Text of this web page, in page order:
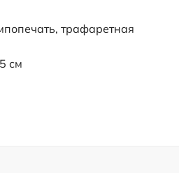
трафаретная
см